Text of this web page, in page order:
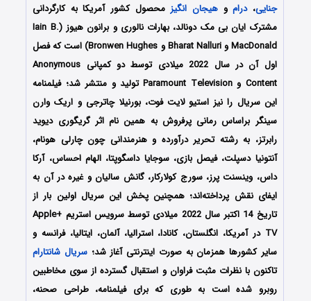
جنایی،دراموهیجان انگیز محصول کشور آمریکا به کارگردانی
مشترک ایان بی مک دونالد، بهارات نالوری و برانون هیوز (Iain B.
MacDonald و Bharat Nalluri و Bronwen Hughes) است که فصل
اول آن در سال 2022 میلادی توسط دو کمپانی Anonymous
Content و Paramount Television تولید و منتشر شد؛ فیلمنامه
این سریال را نیز استیو لایت فوت، بورنیلا چاترجی و اریک وارن
سینگر براساس رمانی پرفروش به همین نام اثر گریگوری دیوید
رابرتز، به رشته تحریر درآورده و هنرمندانی چون چارلی هونام،
آنتونیا دسپلت، فیصل بازی، سوجایا داسگوپتا، الهام احساس، آرکا
داس، وینسنت پرز، سورج کولارکار، گانش سالیان و غیره در آن به
ایفای نقش پرداخته‌اند؛ همچنین پخش این سریال اولین بار از
تاریخ 14 اکتبر سال 2022 میلادی توسط سرویس استریم +Apple
TV در آمریکا، انگلستان، کانادا، استرالیا، آلمان، ایتالیا، فرانسه و
سایر کشورها همزمان به صورت اینترنتی آغاز شد؛سریال شانتارام
تاکنون با نظرات مثبت فراوان و استقبال گسترده از سوی مخاطبین
روبرو شده است به طوری که برای فیلمنامه، طراحی صحنه،